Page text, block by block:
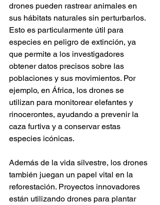
drones pueden rastrear animales en
sus hábitats naturales sin perturbarlos.
Esto es particularmente útil para
especies en peligro de extinción, ya
que permite a los investigadores
obtener datos precisos sobre las
poblaciones y sus movimientos. Por
ejemplo, en África, los drones se
utilizan para monitorear elefantes y
rinocerontes, ayudando a prevenir la
caza furtiva y a conservar estas
especies icónicas.
Además de la vida silvestre, los drones
también juegan un papel vital en la
reforestación. Proyectos innovadores
están utilizando drones para plantar